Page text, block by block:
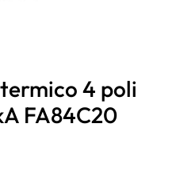
4 poli
FA84C20